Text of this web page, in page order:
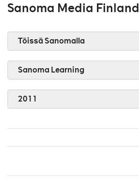
Sanoma Media Finland
Töissä Sanomalla
Sanoma Learning
2011